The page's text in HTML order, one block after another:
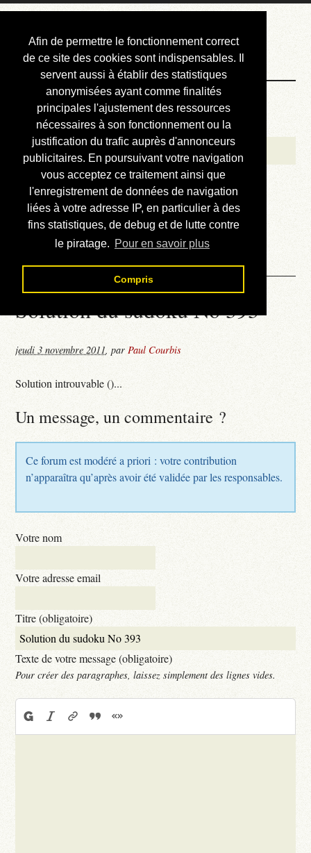
Afin de permettre le fonctionnement correct
de ce site des cookies sont indispensables. Il
servent aussi à établir des statistiques
anonymisées ayant comme finalités
principales l'ajustement des ressources
nécessaires à son fonctionnement ou la
justification du trafic auprès d'annonceurs
publicitaires. En poursuivant votre navigation
vous acceptez ce traitement ainsi que
l'enregistrement de données de navigation
liées à votre adresse IP, en particulier à des
fins statistiques, de debug et de lutte contre
le piratage. Pour en savoir plus
Compris
Courbis, « LE »
Blog Officiel
Bienvenue
Réalisations
Divers (et d’été)
Annonces
Liens externes
Téléchargement
Contact
Solution du sudoku No 393
jeudi 3 novembre 2011,parPaul Courbis
Solution introuvable ()...
Un message, un commentaire ?
Ce forum est modéré a priori : votre contribution
n’apparaîtra qu’après avoir été validée par les responsables.
Votre nom
Votre adresse email
Titre (obligatoire)
Texte de votre message (obligatoire)
Pour créer des paragraphes, laissez simplement des lignes vides.